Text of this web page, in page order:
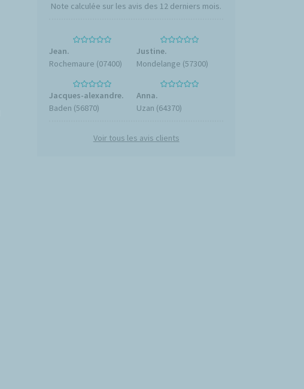
Note calculée sur les avis des 12 derniers mois.
Jean.
Rochemaure (07400)
Justine.
Mondelange (57300)
Jacques-alexandre.
Baden (56870)
Anna.
Uzan (64370)
Voir tous les avis clients